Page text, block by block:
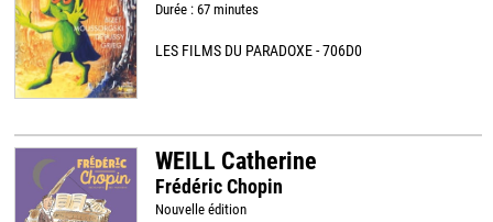
Durée : 67 minutes
LES FILMS DU PARADOXE - 706D0
WEILL Catherine
Frédéric Chopin
Nouvelle édition